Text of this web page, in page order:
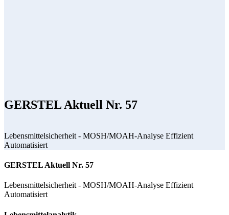
GERSTEL Aktuell Nr. 57
Lebensmittelsicherheit - MOSH/MOAH-Analyse Effizient
Automatisiert
GERSTEL Aktuell Nr. 57
Lebensmittelsicherheit - MOSH/MOAH-Analyse Effizient
Automatisiert